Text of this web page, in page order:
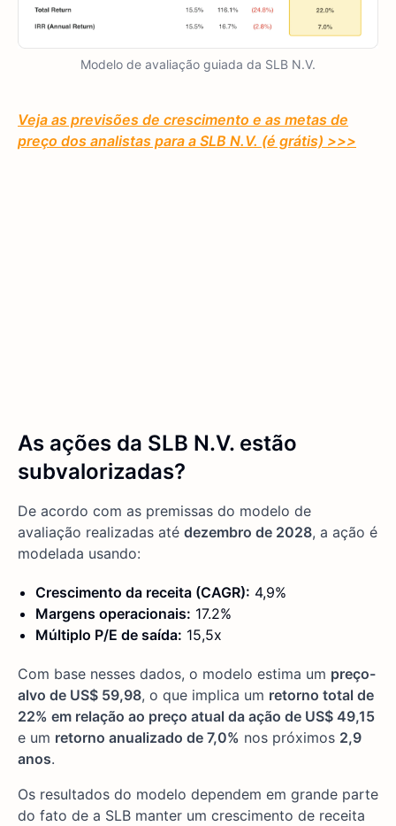
Modelo de avaliação guiada da SLB N.V.
Veja as previsões de crescimento e as metas de
preço dos analistas para a SLB N.V. (é grátis) >>>
As ações da SLB N.V. estão
subvalorizadas?
De acordo com as premissas do modelo de
avaliação realizadas até dezembro de 2028, a ação é
modelada usando:
Crescimento da receita (CAGR): 4,9%
Margens operacionais: 17.2%
Múltiplo P/E de saída: 15,5x
Com base nesses dados, o modelo estima um preço-
alvo de US$ 59,98, o que implica um retorno total de
22% em relação ao preço atual da ação de US$ 49,15
e um retorno anualizado de 7,0% nos próximos 2,9
anos.
Os resultados do modelo dependem em grande parte
do fato de a SLB manter um crescimento de receita